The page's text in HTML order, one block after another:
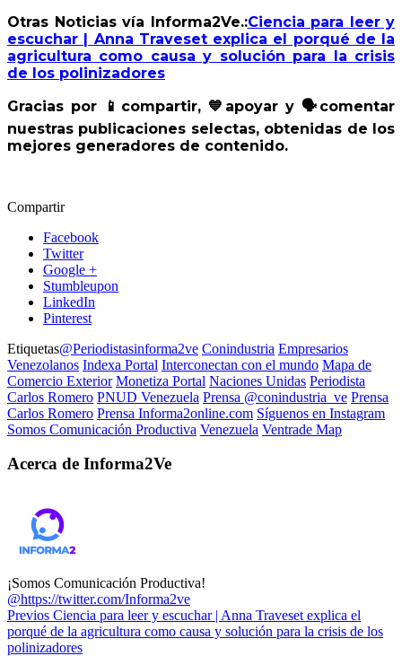
Otras Noticias vía Informa2Ve.:Ciencia para leer y
escuchar | Anna Traveset explica el porqué de la
agricultura como causa y solución para la crisis
de los polinizadores
Gracias por
📱 compartir, 💙 apoyar y 🗣 ️comentar
nuestras publicaciones selectas, obtenidas de los
mejores generadores de contenido.
Compartir
Facebook
Twitter
Google +
Stumbleupon
LinkedIn
Pinterest
Etiquetas@Periodistasinforma2ve Conindustria Empresarios
Venezolanos Indexa Portal Interconectan con el mundo Mapa de
Comercio Exterior Monetiza Portal Naciones Unidas Periodista
Carlos Romero PNUD Venezuela Prensa @conindustria_ve Prensa
Carlos Romero Prensa Informa2online.com Síguenos en Instagram
Somos Comunicación Productiva Venezuela Ventrade Map
Acerca de Informa2Ve
¡Somos Comunicación Productiva!
@https://twitter.com/Informa2ve
Previos Ciencia para leer y escuchar | Anna Traveset explica el
porqué de la agricultura como causa y solución para la crisis de los
polinizadores